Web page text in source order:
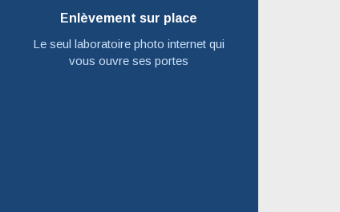
Enlèvement sur place
Le seul laboratoire photo internet qui
vous ouvre ses portes